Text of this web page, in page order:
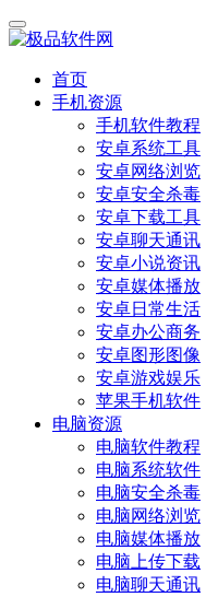
首页
手机资源
手机软件教程
安卓系统工具
安卓网络浏览
安卓安全杀毒
安卓下载工具
安卓聊天通讯
安卓小说资讯
安卓媒体播放
安卓日常生活
安卓办公商务
安卓图形图像
安卓游戏娱乐
苹果手机软件
电脑资源
电脑软件教程
电脑系统软件
电脑安全杀毒
电脑网络浏览
电脑媒体播放
电脑上传下载
电脑聊天通讯